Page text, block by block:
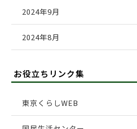
2024年9月
2024年8月
お役立ちリンク集
東京くらしWEB